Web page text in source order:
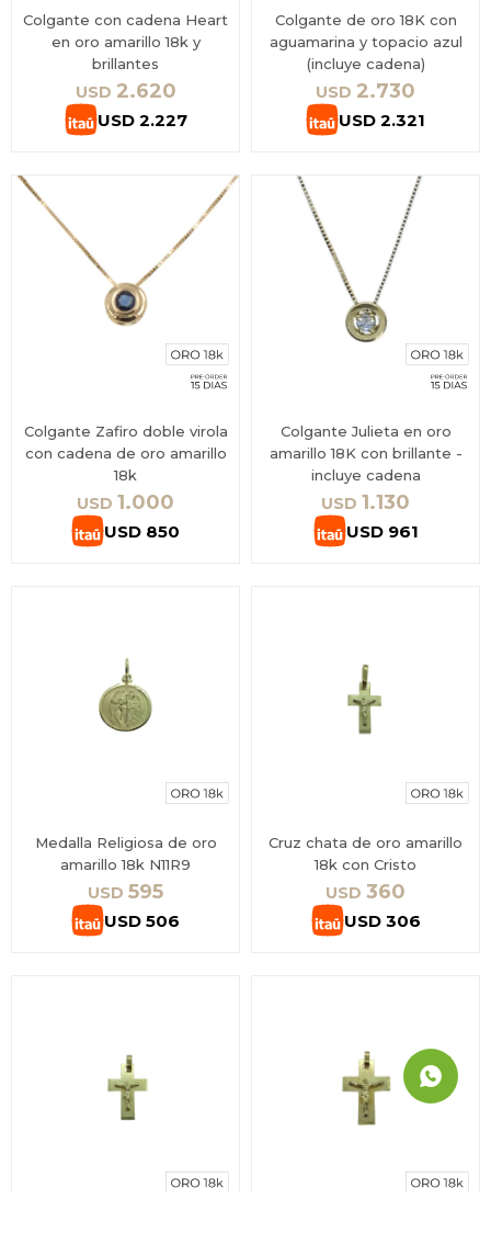
Colgante con cadena Heart
en oro amarillo 18k y
brillantes
USD 2.620
USD 2.227
Colgante de oro 18K con
aguamarina y topacio azul
(incluye cadena)
USD 2.730
USD 2.321
Colgante Zafiro doble virola
con cadena de oro amarillo
18k
USD 1.000
USD 850
Colgante Julieta en oro
amarillo 18K con brillante -
incluye cadena
USD 1.130
USD 961
Medalla Religiosa de oro
amarillo 18k N11R9
USD 595
USD 506
Cruz chata de oro amarillo
18k con Cristo
USD 360
USD 306